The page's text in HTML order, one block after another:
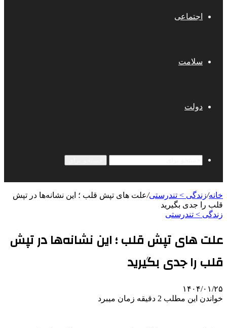
اجتماعی
سلامت
دولت
خانه/زندگی > تندرستی/علت های تپش قلب ؛ این نشانه‌ها در تپش
قلب را جدی بگیرید
زندگی > تندرستی
علت های تپش قلب ؛ این نشانه‌ها در تپش
قلب را جدی بگیرید
۱۴۰۴/۰۱/۲۵
خواندن این مطلب 2 دقیقه زمان میبرد